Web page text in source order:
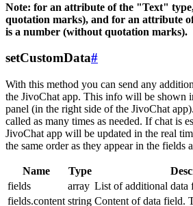
Note: for an attribute of the "Text"
quotation marks), and for an attribute
is a number (without quotation marks).
setCustomData#
With this method you can send any
the JivoChat app. This info will be shown
panel (in the right side of the JivoChat
called as many times as needed. If chat is
JivoChat app will be updated in the real
the same order as they appear in the fields
Name Type
fields
array List of additional data
fields.content string Content of data field.